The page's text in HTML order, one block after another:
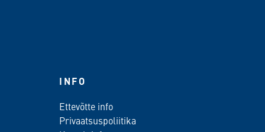
INFO
Ettevõtte info
Privaatsuspoliitika